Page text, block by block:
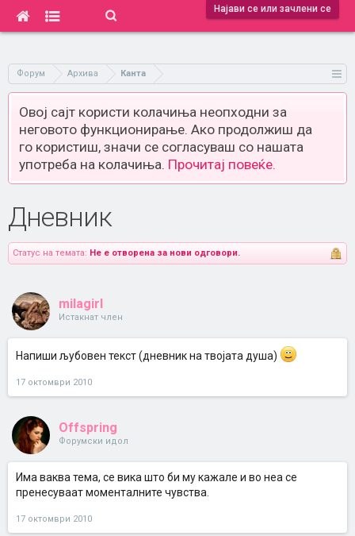
Најави се или зачлени се
Форум Архива Канта
Овој сајт користи колачиња неопходни за
неговото функционирање. Ако продолжиш да
го користиш, значи се согласуваш со нашата
употреба на колачиња. Прочитај повеќе.
Дневник
Статус на темата: Не е отворена за нови одговори.
milagirl
Истакнат член
Напиши љубовен текст (дневник на твојата душа)
17 октомври 2010
Offspring
Форумски идол
Има ваква тема, се вика што би му кажале и во неа се
пренесуваат моменталните чувства.
17 октомври 2010